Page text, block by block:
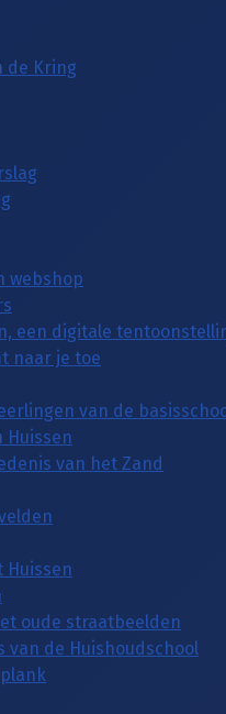
de Kring
webshop
een digitale
naar je toe
van de
Huissen
van het Zand
Huissen
oude straatbeelden
van de Huishoudschool